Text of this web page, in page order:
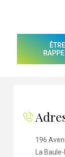
ÊTRE
196
La